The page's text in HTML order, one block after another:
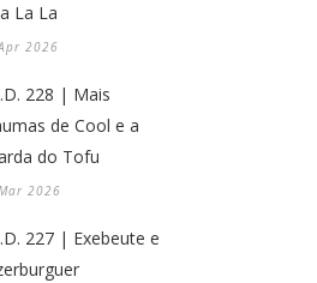
La La
2026
228 | Mais
de Cool e a
do Tofu
2026
227 | Exebeute e